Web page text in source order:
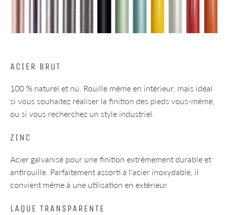
ACIER BRUT
100 % naturel et nu. Rouille même en intérieur, mais idéal
si vous souhaitez réaliser la finition des pieds vous-même,
ou si vous recherchez un style industriel.
ZINC
Acier galvanisé pour une finition extrêmement durable et
antirouille. Parfaitement assorti à l'acier inoxydable, il
convient même à une utilisation en extérieur.
LAQUE TRANSPARENTE